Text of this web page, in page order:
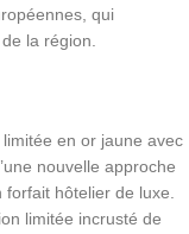
qui
la région.
en or jaune avec
nouvelle approche
forfait hôtelier de luxe.
limitée incrusté de